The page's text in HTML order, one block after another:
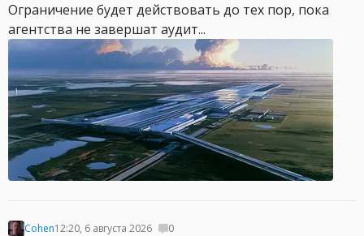
Ограничение будет действовать до тех пор, пока
агентства не завершат аудит...
Cohen12:20, 6 августа 2026 0